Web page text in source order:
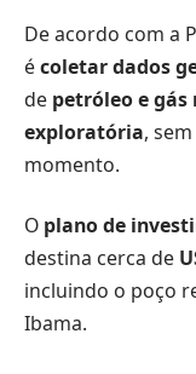
De acordo com a
écoletar dados
de petróleo e
exploratória,
momento.
O plano de
destina cerca de
incluindo o poço
Ibama.